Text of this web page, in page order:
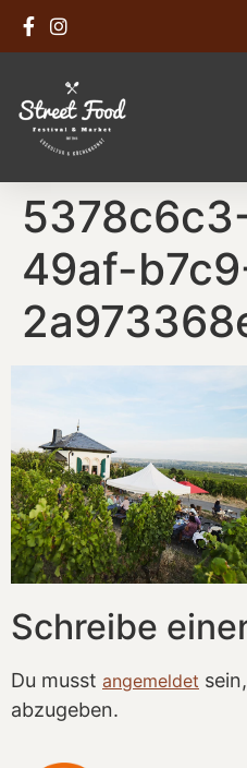
49af-
Schreibe
Du musst angemeldet
abzugeben.